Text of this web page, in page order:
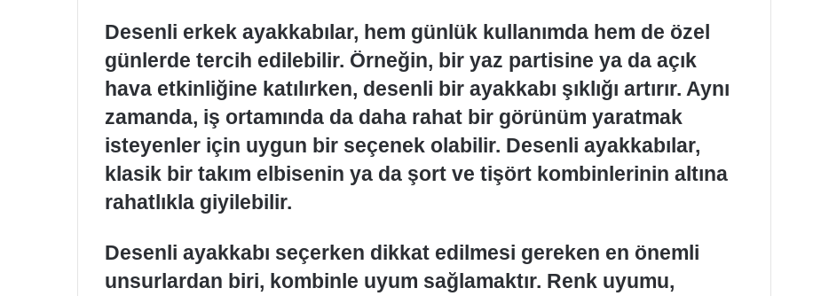
Desenli erkek ayakkabılar, hem günlük kullanımda hem de özel
günlerde tercih edilebilir. Örneğin, bir yaz partisine ya da açık
hava etkinliğine katılırken, desenli bir ayakkabı şıklığı artırır. Aynı
zamanda, iş ortamında da daha rahat bir görünüm yaratmak
isteyenler için uygun bir seçenek olabilir. Desenli ayakkabılar,
klasik bir takım elbisenin ya da şort ve tişört kombinlerinin altına
rahatlıkla giyilebilir.
Desenli ayakkabı seçerken dikkat edilmesi gereken en önemli
unsurlardan biri, kombinle uyum sağlamaktır. Renk uyumu,